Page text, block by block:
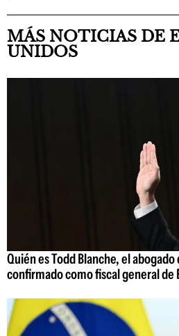
MÁS NOTICIAS DE
UNIDOS
Quién es Todd Blanche, el
confirmado como fiscal general de